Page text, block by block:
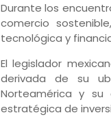
Durante los
comercio
tecnológica y
El legislador
derivada de su
Norteamérica y su
estratégica de